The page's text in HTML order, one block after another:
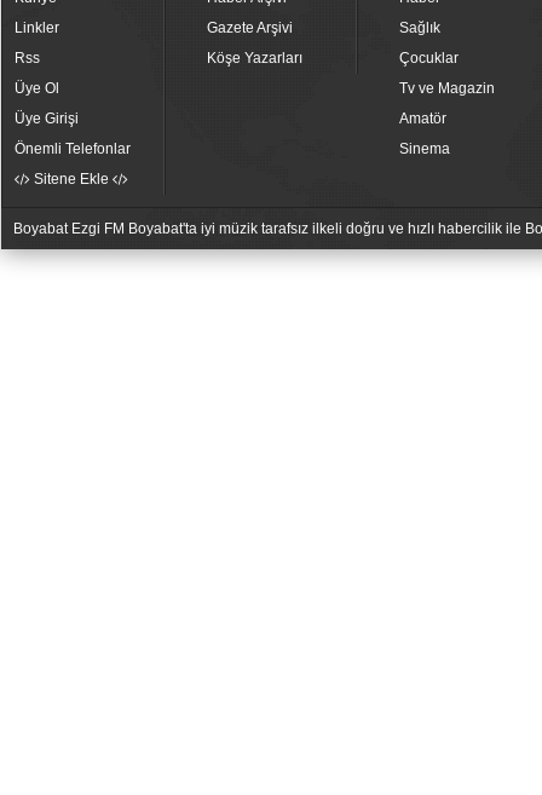
Linkler
Rss
Üye Ol
Üye Girişi
Önemli Telefonlar
Sitene Ekle
Gazete Arşivi
Köşe Yazarları
Sağlık
Çocuklar
Tv ve Magazin
Amatör
Sinema
Boyabat Ezgi FM Boyabat'ta iyi müzik tarafsız ilkeli doğru ve hızlı habercilik ile